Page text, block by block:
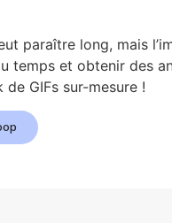
paraître long, mais
temps et obtenir des
GIFs sur-mesure !